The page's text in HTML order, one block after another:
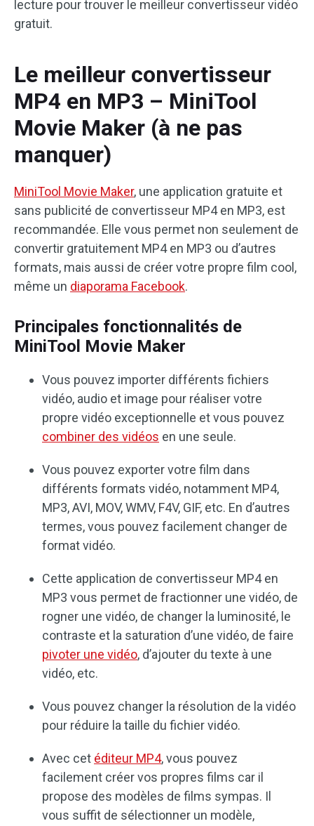
lecture pour trouver le meilleur convertisseur vidéo
gratuit.
Le meilleur convertisseur
MP4 en MP3 – MiniTool
Movie Maker (à ne pas
manquer)
MiniTool Movie Maker, une application gratuite et
sans publicité de convertisseur MP4 en MP3, est
recommandée. Elle vous permet non seulement de
convertir gratuitement MP4 en MP3 ou d’autres
formats, mais aussi de créer votre propre film cool,
même un diaporama Facebook.
Principales fonctionnalités de
MiniTool Movie Maker
Vous pouvez importer différents fichiers
vidéo, audio et image pour réaliser votre
propre vidéo exceptionnelle et vous pouvez
combiner des vidéos en une seule.
Vous pouvez exporter votre film dans
différents formats vidéo, notamment MP4,
MP3, AVI, MOV, WMV, F4V, GIF, etc. En d’autres
termes, vous pouvez facilement changer de
format vidéo.
Cette application de convertisseur MP4 en
MP3 vous permet de fractionner une vidéo, de
rogner une vidéo, de changer la luminosité, le
contraste et la saturation d’une vidéo, de faire
pivoter une vidéo, d’ajouter du texte à une
vidéo, etc.
Vous pouvez changer la résolution de la vidéo
pour réduire la taille du fichier vidéo.
Avec cet éditeur MP4, vous pouvez
facilement créer vos propres films car il
propose des modèles de films sympas. Il
vous suffit de sélectionner un modèle,